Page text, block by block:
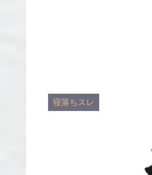
寝落ちスレ